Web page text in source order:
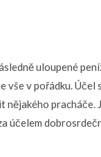
uloupené
v pořádku.
účelem